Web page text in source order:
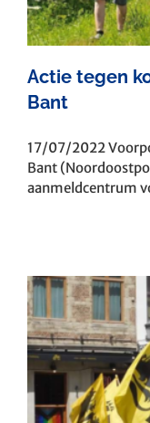
Actie tegen
Bant
17/07/2022
Bant
aanmeldcentrum